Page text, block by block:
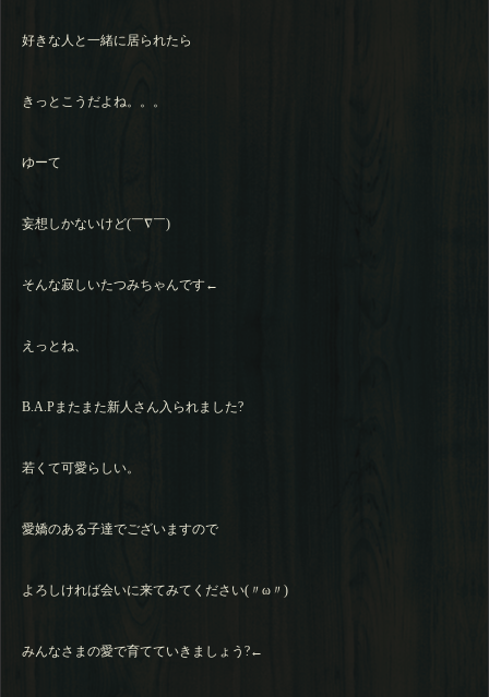
好きな人と一緒に居られたら
きっとこうだよね。。。
ゆーて
妄想しかないけど(￣∇￣)
そんな寂しいたつみちゃんです←
えっとね、
B.A.Pまたまた新人さん入られました?
若くて可愛らしい。
愛嬌のある子達でございますので
よろしければ会いに来てみてください(〃ω〃)
みんなさまの愛で育てていきましょう?←